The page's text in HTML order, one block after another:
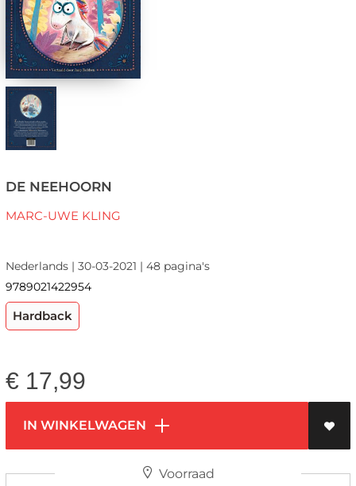
DE NEEHOORN
MARC-UWE KLING
Nederlands | 30-03-2021 | 48 pagina's
9789021422954
Hardback
€ 17,99
IN WINKELWAGEN
Voorraad